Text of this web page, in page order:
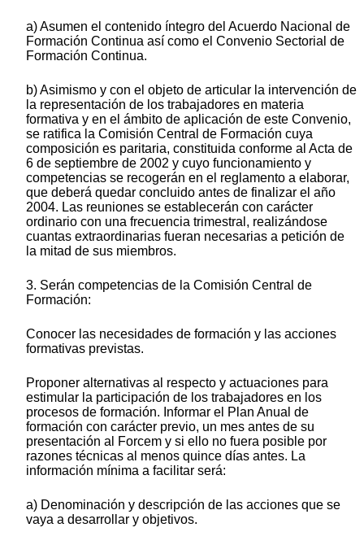
a) Asumen el contenido íntegro del Acuerdo Nacional de
Formación Continua así como el Convenio Sectorial de
Formación Continua.
b) Asimismo y con el objeto de articular la intervención de
la representación de los trabajadores en materia
formativa y en el ámbito de aplicación de este Convenio,
se ratifica la Comisión Central de Formación cuya
composición es paritaria, constituida conforme al Acta de
6 de septiembre de 2002 y cuyo funcionamiento y
competencias se recogerán en el reglamento a elaborar,
que deberá quedar concluido antes de finalizar el año
2004. Las reuniones se establecerán con carácter
ordinario con una frecuencia trimestral, realizándose
cuantas extraordinarias fueran necesarias a petición de
la mitad de sus miembros.
3. Serán competencias de la Comisión Central de
Formación:
Conocer las necesidades de formación y las acciones
formativas previstas.
Proponer alternativas al respecto y actuaciones para
estimular la participación de los trabajadores en los
procesos de formación. Informar el Plan Anual de
formación con carácter previo, un mes antes de su
presentación al Forcem y si ello no fuera posible por
razones técnicas al menos quince días antes. La
información mínima a facilitar será:
a) Denominación y descripción de las acciones que se
vaya a desarrollar y objetivos.